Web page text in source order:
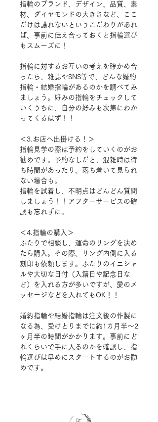
指輪のブランド、デザイン、品質、素
材、ダイヤモンドの大きさなど、ここ
だけは譲れないというこだわりがあれ
ば、事前に伝え合っておくと指輪選び
もスムーズに！
指輪に対するお互いの考えを確かめ合
ったら、雑誌やSNS等で、どんな婚約
指輪・結婚指輪があるのかを調べてみ
ましょう。好みの指輪をチェックして
いくうちに、自分の好みも次第にわか
ってくるはず！！
＜3.お店へ出掛ける！＞
指輪見学の際は予約をしていくのがお
勧めです。予約なしだと、混雑時は待
ち時間があったり、落ち着いて見られ
ない場合も。
指輪を試着し、不明点はどんどん質問
しましょう！！ アフターサービスの確
認も忘れずに。
＜4.指輪の購入＞
ふたりで相談し、運命のリングを決め
たら購入。その際、リング内側に入る
刻印も依頼します。ふたりのイニシャ
ルや大切な日付（入籍日や記念日な
ど）を入れる方が多いですが、愛のメ
ッセージなどを入れてもOK！！
婚約指輪や結婚指輪は注文後の作製に
なる為、受けとりまでに約1カ月半～2
ヶ月半の時間がかかります。事前にど
れくらいで手に入るのかを確認し、指
輪選びは早めにスタートするのがお勧
めです。